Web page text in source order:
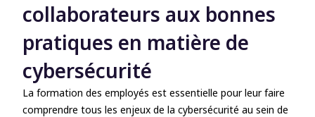
collaborateurs aux bonnes
pratiques en matière de
cybersécurité
La formation des employés est essentielle pour leur faire
comprendre tous les enjeux de la cybersécurité au sein de